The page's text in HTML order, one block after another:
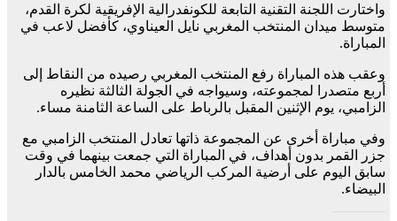
واختارت اللجنة التقنية التابعة للكونفدرالية الإفريقية لكرة القدم،
متوسط ميدان المنتخب المغربي نايل العيناوي، كأفضل لاعب في
المباراة.
وعقب هذه المباراة رفع المنتخب المغربي رصيده من النقاط إلى
أربع متصدرا لمجموعته، وسيواجه في الجولة الثالثة نظيره
الزامبي، يوم الإثنين المقبل بالرباط على الساعة الثامنة مساء.
وفي مباراة أخرى عن المجموعة ذاتها تعادل المنتخب الزامبي مع
جزر القمر بدون أهداف، في المباراة التي جمعت بينهما في وقت
سابق اليوم على أرضية المركب الرياضي محمد الخامس بالدار
البيضاء.